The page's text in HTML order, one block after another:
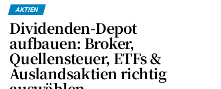
AKTIEN
Dividenden-Depot
aufbauen: Broker,
Quellensteuer, ETFs &
Auslandsaktien richtig